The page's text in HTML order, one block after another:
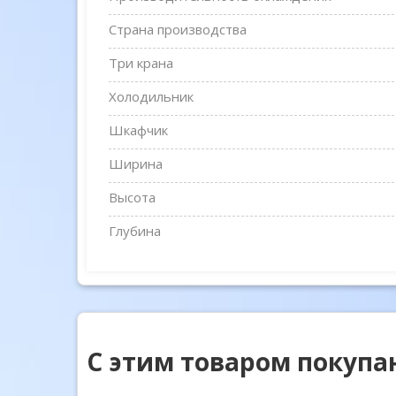
Страна производства
Три крана
Холодильник
Шкафчик
Ширина
Высота
Глубина
С этим товаром